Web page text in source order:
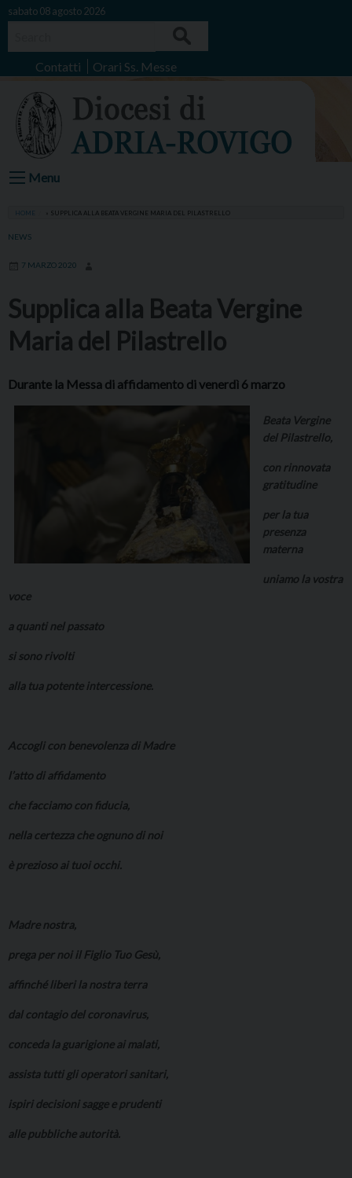
Skip
sabato 08 agosto 2026
Contatti Orari Ss. Messe
Menu
HOME SUPPLICA ALLA BEATA VERGINE MARIA DEL PILASTRELLO
NEWS
7 MARZO 2020
Supplica alla Beata Vergine
Maria del Pilastrello
Durante la Messa di affidamento di venerdì 6 marzo
Beata Vergine
del Pilastrello,
con rinnovata
gratitudine
per la tua
presenza
materna
uniamo la vostra
voce
a quanti nel passato
si sono rivolti
alla tua potente intercessione.
Accogli con benevolenza di Madre
l’atto di affidamento
che facciamo con fiducia,
nella certezza che ognuno di noi
è prezioso ai tuoi occhi.
Madre nostra,
prega per noi il Figlio Tuo Gesù,
affinché liberi la nostra terra
dal contagio del coronavirus,
conceda la guarigione ai malati,
assista tutti gli operatori sanitari,
ispiri decisioni sagge e prudenti
alle pubbliche autorità.